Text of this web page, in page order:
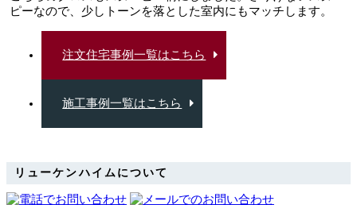
ピーなので、少しトーンを落とした室内にもマッチします。
注文住宅事例一覧はこちら
施工事例一覧はこちら
リューケンハイムについて